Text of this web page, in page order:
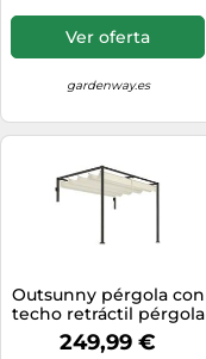
Ver oferta
gardenway.es
Outsunny pérgola con
techo retráctil pérgola
de pared 3x2 m
cenador con tela de
249,99 €